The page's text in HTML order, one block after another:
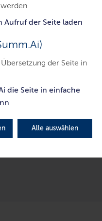
Aufruf der Seite laden
der Seite in
die Seite in einfache
Alle auswählen
des
Hohwacht
„Der Klimawandel
und damit der